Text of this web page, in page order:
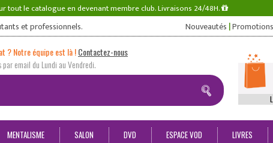
tout le catalogue en devenant membre club. Livraisons 24/48H.
et professionnels. Nouveautés |Promotions
? Notre équipe est là !Contactez-nous
email du Lundi au Vendredi.
MENTALISME SALON DVD ESPACE VOD LIVRES